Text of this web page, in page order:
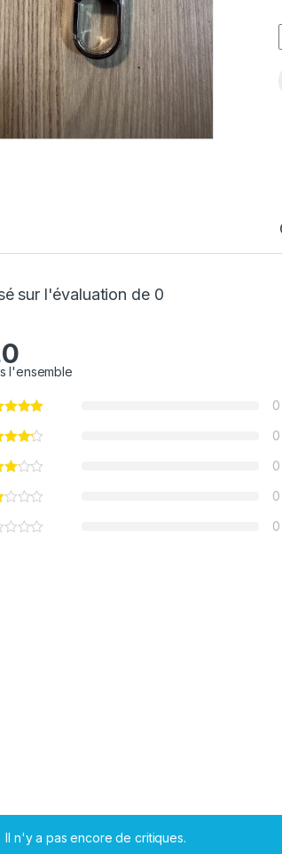
sur l'évaluation de 0
l'ensemble
0
0
0
0
0
Il n'y a pas encore de critiques.